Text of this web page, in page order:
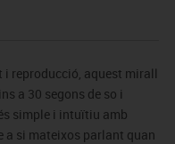
reproducció, aquest mirall
a 30 segons de so i
simple i intuïtiu amb
a si mateixos parlant quan